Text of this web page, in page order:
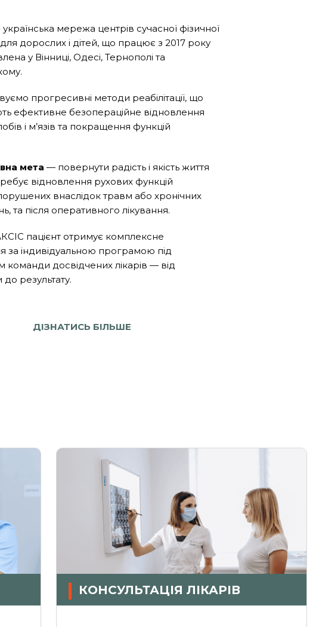
мережа центрів сучасної фізичної
для дорослих і дітей, що працює з 2017 року
у Вінниці, Одесі, Тернополі та
прогресивні методи реабілітації, що
ефективне безопераційне відновлення
і м’язів та покращення функцій
мета — повернути радість і якість життя
відновлення рухових функцій
внаслідок травм або хронічних
та після оперативного лікування.
пацієнт отримує комплексне
за індивідуальною програмою під
команди досвідчених лікарів — від
до результату.
ДІЗНАТИСЬ БІЛЬШЕ
КОНСУЛЬТАЦІЯ ЛІКАРІВ